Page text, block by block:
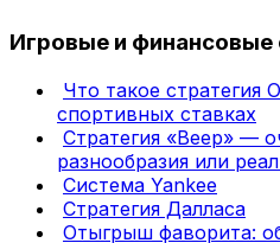
Игровые и финансовые
Что такое стратегия
спортивных ставках
Стратегия «Веер» —
разнообразия или
Система Yankee
Стратегия Далласа
Отыгрыш фаворита: